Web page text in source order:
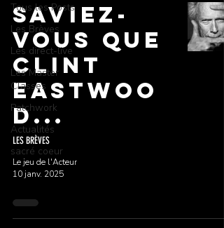
Tous les Posts
Les Brèves
Les direct-live
Les Master
Classes
Patchwork
Actualités
sacré coeur
SAVIEZ-
VOUS QUE
CLINT
EASTWOO
D...
LES BRÈVES
Le jeu de l'Acteur
10 janv. 2025